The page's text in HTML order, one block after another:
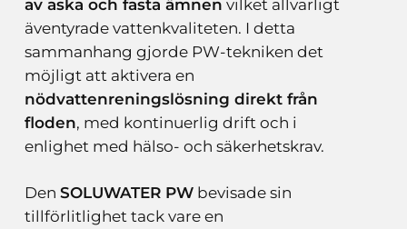
av aska och fasta ämnen vilket allvarligt
äventyrade vattenkvaliteten. I detta
sammanhang gjorde PW-tekniken det
möjligt att aktivera en
nödvattenreningslösning direkt från
floden, med kontinuerlig drift och i
enlighet med hälso- och säkerhetskrav.
Den SOLUWATER PWbevisade sin
tillförlitlighet tack vare en